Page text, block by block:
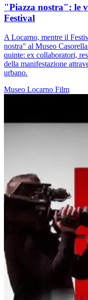
"Piazza nostra": le
Festival
A Locarno, mentre il
nostra" al Museo
quinte: ex collaboratori,
della manifestazione
urbano.
Museo Locarno Film